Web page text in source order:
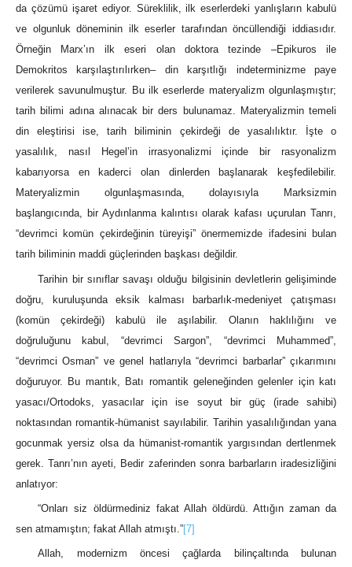
da çözümü işaret ediyor. Süreklilik, ilk eserlerdeki yanlışların kabulü
ve olgunluk döneminin ilk eserler tarafından öncüllendiği iddiasıdır.
Örneğin Marx’ın ilk eseri olan doktora tezinde –Epikuros ile
Demokritos karşılaştırılırken– din karşıtlığı indeterminizme paye
verilerek savunulmuştur. Bu ilk eserlerde materyalizm olgunlaşmıştır;
tarih bilimi adına alınacak bir ders bulunamaz. Materyalizmin temeli
din eleştirisi ise, tarih biliminin çekirdeği de yasalılıktır. İşte o
yasalılık, nasıl Hegel’in irrasyonalizmi içinde bir rasyonalizm
kabarıyorsa en kaderci olan dinlerden başlanarak keşfedilebilir.
Materyalizmin olgunlaşmasında, dolayısıyla Marksizmin
başlangıcında, bir Aydınlanma kalıntısı olarak kafası uçurulan Tanrı,
“devrimci komün çekirdeğinin türeyişi” önermemizde ifadesini bulan
tarih biliminin maddi güçlerinden başkası değildir.
Tarihin bir sınıflar savaşı olduğu bilgisinin devletlerin gelişiminde
doğru, kuruluşunda eksik kalması barbarlık-medeniyet çatışması
(komün çekirdeği) kabulü ile aşılabilir. Olanın haklılığını ve
doğruluğunu kabul, “devrimci Sargon”, “devrimci Muhammed”,
“devrimci Osman” ve genel hatlarıyla “devrimci barbarlar” çıkarımını
doğuruyor. Bu mantık, Batı romantik geleneğinden gelenler için katı
yasacı/Ortodoks, yasacılar için ise soyut bir güç (irade sahibi)
noktasından romantik-hümanist sayılabilir. Tarihin yasalılığından yana
gocunmak yersiz olsa da hümanist-romantik yargısından dertlenmek
gerek. Tanrı’nın ayeti, Bedir zaferinden sonra barbarların iradesizliğini
anlatıyor:
“Onları siz öldürmediniz fakat Allah öldürdü. Attığın zaman da
sen atmamıştın; fakat Allah atmıştı.”[7]
Allah, modernizm öncesi çağlarda bilinçaltında bulunan